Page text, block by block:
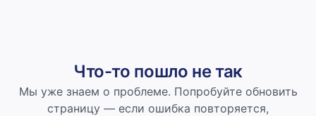
Что-то пошло не так
Мы уже знаем о проблеме. Попробуйте обновить
страницу — если ошибка повторяется,